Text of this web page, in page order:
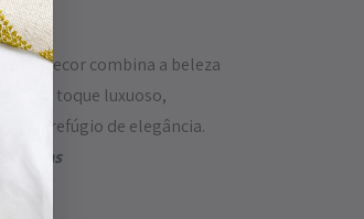
Habidecor combina a beleza
um toque luxuoso,
num refúgio de elegância.